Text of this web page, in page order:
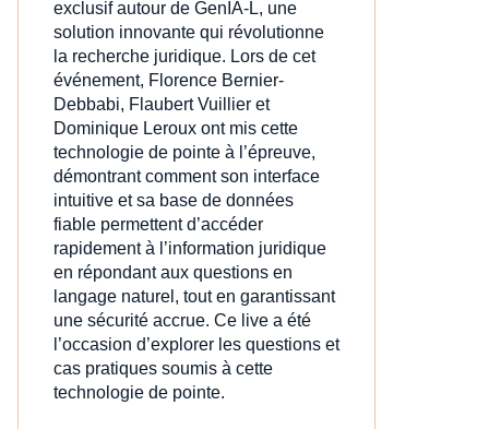
exclusif autour de GenIA‑L, une
solution innovante qui révolutionne
la recherche juridique. Lors de cet
événement, Florence Bernier-
Debbabi, Flaubert Vuillier et
Dominique Leroux ont mis cette
technologie de pointe à l’épreuve,
démontrant comment son interface
intuitive et sa base de données
fiable permettent d’accéder
rapidement à l’information juridique
en répondant aux questions en
langage naturel, tout en garantissant
une sécurité accrue. Ce live a été
l’occasion d’explorer les questions et
cas pratiques soumis à cette
technologie de pointe.